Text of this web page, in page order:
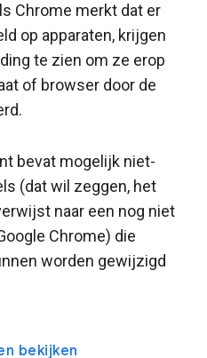
Chrome merkt dat er
op apparaten, krijgen
te zien om ze erop
of browser door de
bevat mogelijk niet-
(dat wil zeggen, het
naar een nog niet
Chrome) die
worden gewijzigd
bekijken